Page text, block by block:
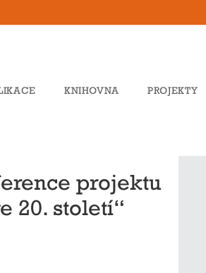
KNIHOVNA PROJEKTY
projektu
20. století“